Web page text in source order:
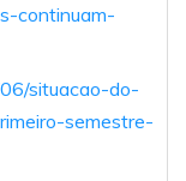
continuam-
situacao-do-
semestre-